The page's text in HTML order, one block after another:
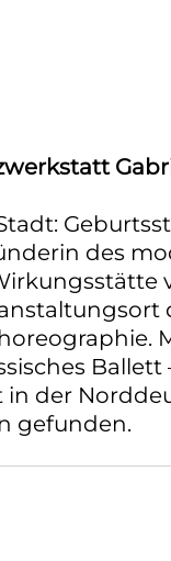
des
in der
gefunden.